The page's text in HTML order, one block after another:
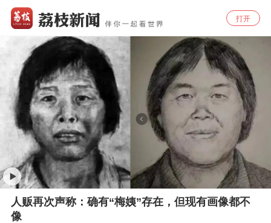
打开
人贩再次声称：确有“梅姨”存在，但现有画像都不
像